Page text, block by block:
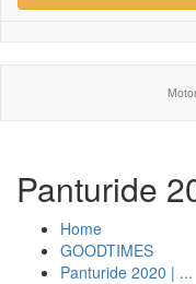
Panturide
Home
GOODTIMES
Panturide 2020 | ...